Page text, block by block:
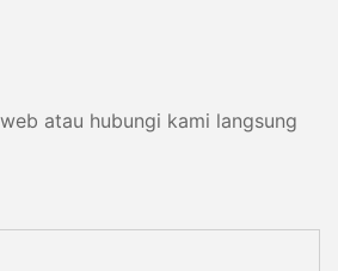
atau hubungi kami langsung